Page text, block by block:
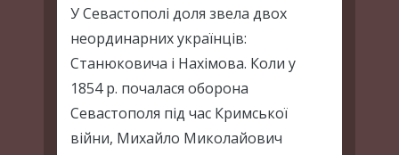
У Севастополі доля звела двох
неординарних українців:
Станюковича і Нахімова. Коли у
1854 р. почалася оборона
Севастополя під час Кримської
війни, Михайло Миколайович